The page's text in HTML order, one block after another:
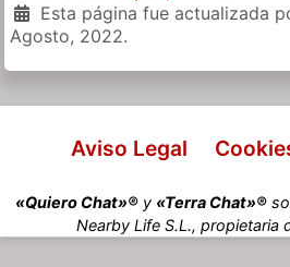
Esta página fue actualizada
Agosto, 2022.
Aviso Legal
«Quiero Chat»®y «Terra Chat»®
Nearby Life S.L., propietaria